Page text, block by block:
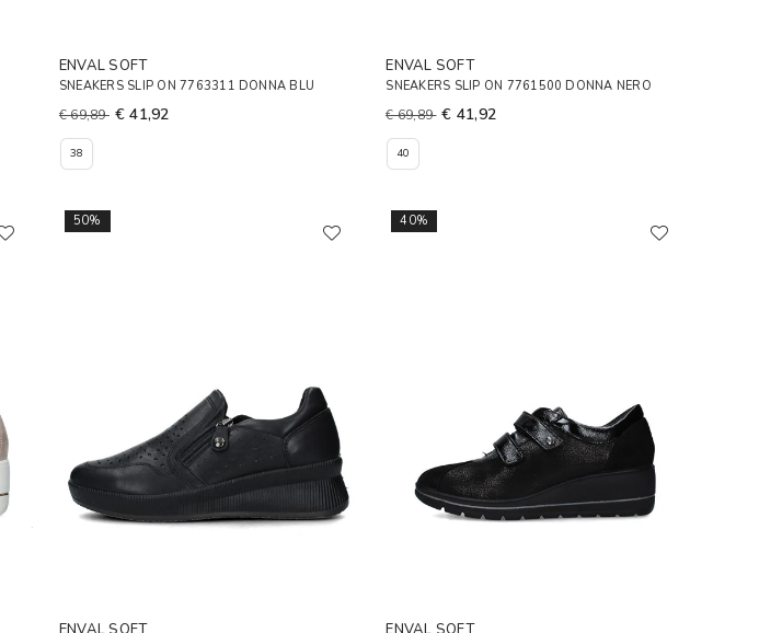
ENVAL SOFT
SNEAKERS SLIP ON 7763311 DONNA BLU
€ 69,89 € 41,92
38
ENVAL SOFT
SNEAKERS SLIP ON 7761500 DONNA NERO
€ 69,89 € 41,92
40
50% 40%